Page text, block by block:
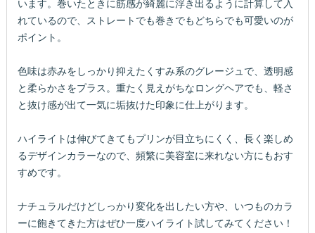
います。巻いたときに筋感が綺麗に浮き出るように計算して入
れているので、ストレートでも巻きでもどちらでも可愛いのが
ポイント。
色味は赤みをしっかり抑えたくすみ系のグレージュで、透明感
と柔らかさをプラス。重たく見えがちなロングヘアでも、軽さ
と抜け感が出て一気に垢抜けた印象に仕上がります。
ハイライトは伸びてきてもプリンが目立ちにくく、長く楽しめ
るデザインカラーなので、頻繁に美容室に来れない方にもおす
すめです。
ナチュラルだけどしっかり変化を出したい方や、いつものカラ
ーに飽きてきた方はぜひ一度ハイライト試してみてください！